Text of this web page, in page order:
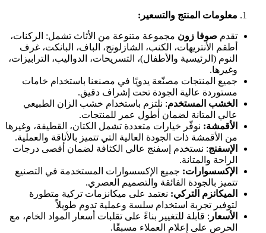
معلومات المنتج والتسعير :
تقدم صوفا زون مجموعة متنوعة من الأثاث تشمل: الركنات،
أطقم الأنتريهات، الكنب، الشازلونج، الباف، البانكت، غرف
النوم (الرئيسية والأطفال)، التسريحات، الدواليب، الترابيزات،
وغيرها.
جميع المنتجات مصنّعة يدويًا في مصنعنا باستخدام خامات
مستوردة عالية الجودة تحت إشراف دقيق.
الخشب المستخدم: نلتزم باستخدام خشب الزان الطبيعي
عالي المتانة لضمان أطول عمر للمنتجات.
الأقمشة: نوفّر خيارات متعددة تشمل الكتان، القطيفة، وغيرها
من الأقمشة ذات الجودة العالية التي تتميز بالأناقة والعملية.
الإسفنج: نستخدم إسفنج عالي الكثافة لضمان أقصى درجات
الراحة والمتانة.
الإكسسوارات: جميع الإكسسوارات المستخدمة في التصنيع
تتميز بالجودة الفائقة والتصميم العصري.
الميكانزم التركي: نعتمد على ميكانزمات تركية متطورة
لتوفير تجربة استخدام سلسة وعملية تدوم طويلاً
الأسعار : قابلة للتغيير بناءً على تقلبات أسعار المواد الخام، مع
الحرص على إعلام العملاء مسبقًا.